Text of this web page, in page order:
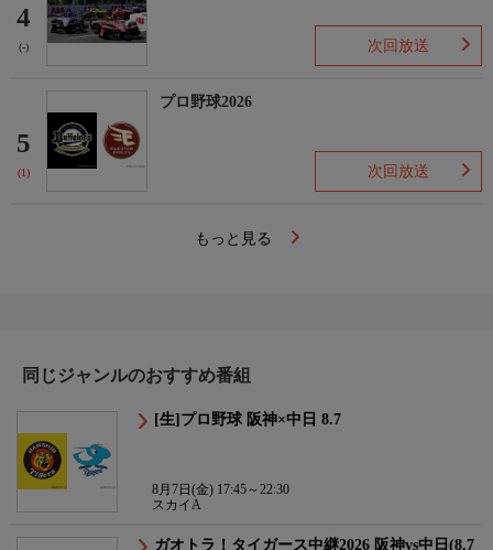
4
(-) 次回放送
5
(1)
プロ野球2026
次回放送
もっと見る
同じジャンルのおすすめ番組
[生]プロ野球 阪神×中日 8.7
8月7日(金) 17:45～22:30
スカイA
ガオトラ！タイガース中継2026 阪神vs中日(8.7